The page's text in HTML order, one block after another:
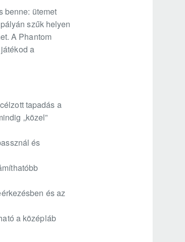
benne: ütemet
szűk helyen
A Phantom
a
tapadás a
„közel”
és
és az
a középláb